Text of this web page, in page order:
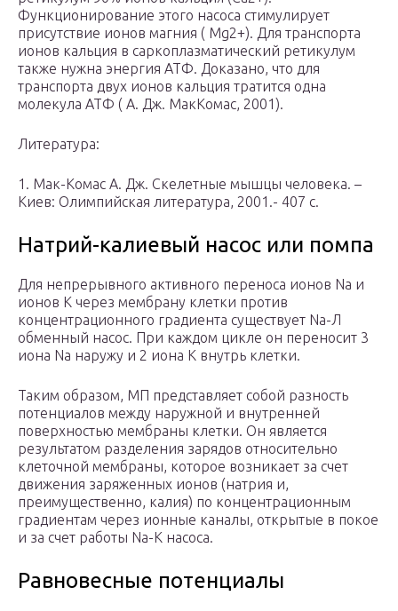
Функционирование этого насоса стимулирует
присутствие ионов магния ( Mg2+). Для транспорта
ионов кальция в саркоплазматический ретикулум
также нужна энергия АТФ. Доказано, что для
транспорта двух ионов кальция тратится одна
молекула АТФ ( А. Дж. МакКомас, 2001).
Литература:
1. Мак-Комас А. Дж. Скелетные мышцы человека. –
Киев: Олимпийская литература, 2001.- 407 с.
Натрий-калиевый насос или помпа
Для непрерывного активного переноса ионов Na и
ионов K через мембрану клетки против
концентрационного градиента существует Na-Л
обменный насос. При каждом цикле он переносит 3
иона Na наружу и 2 иона K внутрь клетки.
Таким образом, МП представляет собой разность
потенциалов между наружной и внутренней
поверхностью мембраны клетки. Он является
результатом разделения зарядов относительно
клеточной мембраны, которое возникает за счет
движения заряженных ионов (натрия и,
преимущественно, калия) по концентрационным
градиентам через ионные каналы, открытые в покое
и за счет работы Na-K насоса.
Равновесные потенциалы